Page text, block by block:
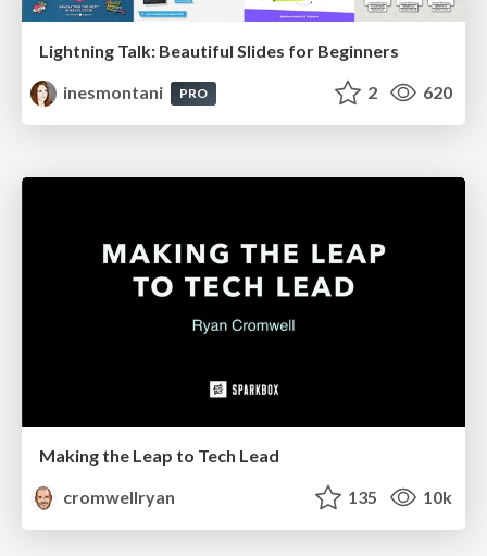
Lightning Talk: Beautiful Slides for Beginners
inesmontani
PRO 2 620
Making the Leap to Tech Lead
cromwellryan
135 10k